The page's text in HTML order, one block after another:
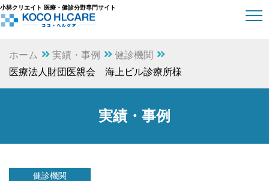
小林クリエイト 医療・健診分野専門サイト
ホーム 実績・事例
健診機関
医療法人財団医親会 海上ビル診療所様
実績・事例
健診機関